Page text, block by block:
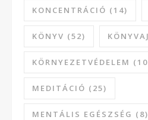
KONCENTRÁCIÓ (14)
KÖNYV (52)
KÖRNYEZETVÉDELEM
MEDITÁCIÓ (25)
MENTÁLIS EGÉSZSÉG (8)